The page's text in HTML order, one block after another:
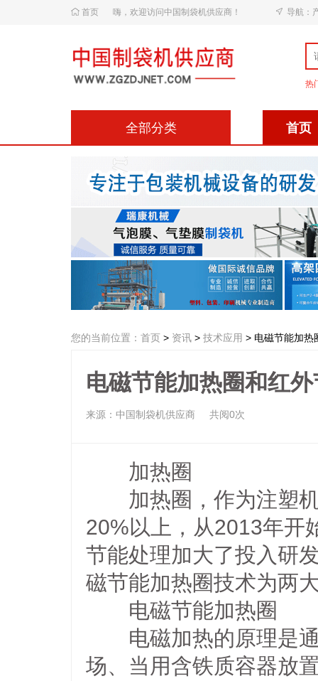
首页 嗨，欢迎访问中国制袋机供应商！ 导航：
热
全部分类 首页
您的当前位置： 首页 > 资讯 > 技术应用 > 电磁节能加热
电磁节能加热圈和红
来源：中国制袋机供应商 共阅0次
加热圈
加热圈，作为注塑机
20%以上，从2013年开
节能处理加大了投入研
磁节能加热圈技术为两
电磁节能加热圈
电磁加热的原理是通
场、当用含铁质容器放